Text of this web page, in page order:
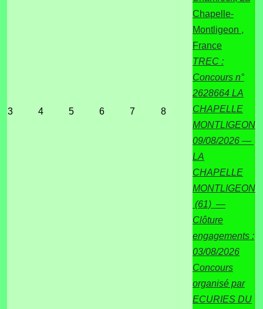
3 4 5 6 7 8
Chapelle-
Montligeon ,
France
TREC :
Concours n°
2628664 LA
CHAPELLE
MONTLIGEON
09/08/2026 —
LA
CHAPELLE
MONTLIGEON
(61) —
Clôture
engagements :
03/08/2026
Concours
organisé par
ECURIES DU